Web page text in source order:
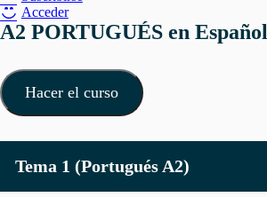
Acceder
A2 PORTUGUÉS en Español
Hacer el curso
Tema 1 (Portugués A2)